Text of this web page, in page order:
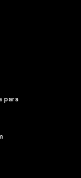
para